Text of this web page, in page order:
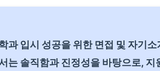
과 입시 성공을 위한 면접 및 자기
는 솔직함과 진정성을 바탕으로,